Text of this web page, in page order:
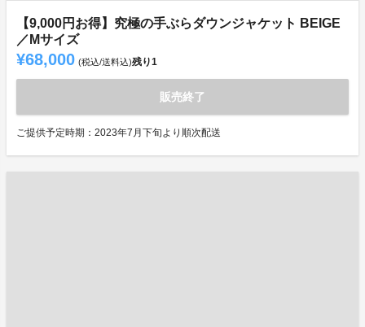
【9,000円お得】究極の手ぶらダウンジャケット BEIGE
／Mサイズ
¥68,000 (税込/送料込)残り1
販売終了
ご提供予定時期：2023年7月下旬より順次配送